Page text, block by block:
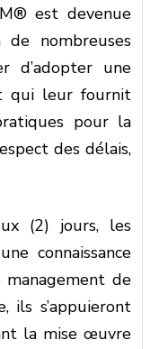
est devenue
nombreuses
d’adopter une
qui leur fournit
pour la
des délais,
(2) jours, les
connaissance
de
ils s’appuieront
la mise œuvre